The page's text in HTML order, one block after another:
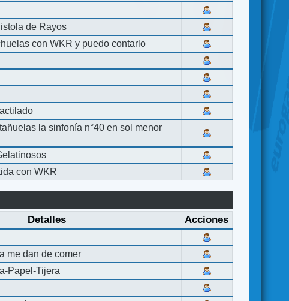
de Rayos
con WKR y puedo contarlo
la sinfonía n°40 en sol menor
con WKR
Detalles Acciones
me dan de comer
Papel-Tijera